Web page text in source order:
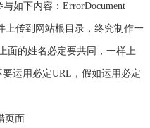
与如下内容：ErrorDocument
上传到网站根目录，终究制作一
面的姓名必定要共同，一样上
运用必定URL，假如运用必定
页面